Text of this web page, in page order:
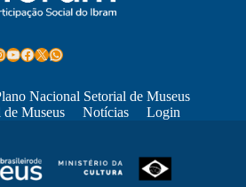
Youtube
Facebook
X WhatsApp
Nacional Setorial de Museus
Museus
Notícias Login